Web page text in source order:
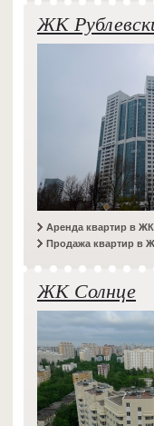
ЖК
Аренда квартир в
Продажа квартир в
ЖК Солнце